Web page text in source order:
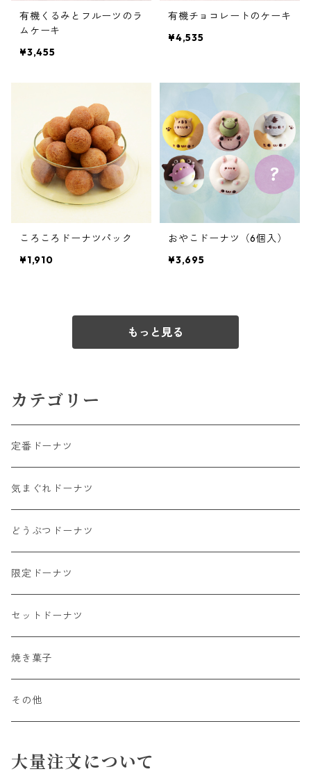
有機くるみとフルーツのラ
ムケーキ
¥3,455
有機チョコレートのケーキ
¥4,535
ころころドーナツパック
¥1,910
おやこドーナツ（6個入）
¥3,695
もっと見る
カテゴリー
定番ドーナツ
気まぐれドーナツ
どうぶつドーナツ
限定ドーナツ
セットドーナツ
焼き菓子
その他
大量注文について